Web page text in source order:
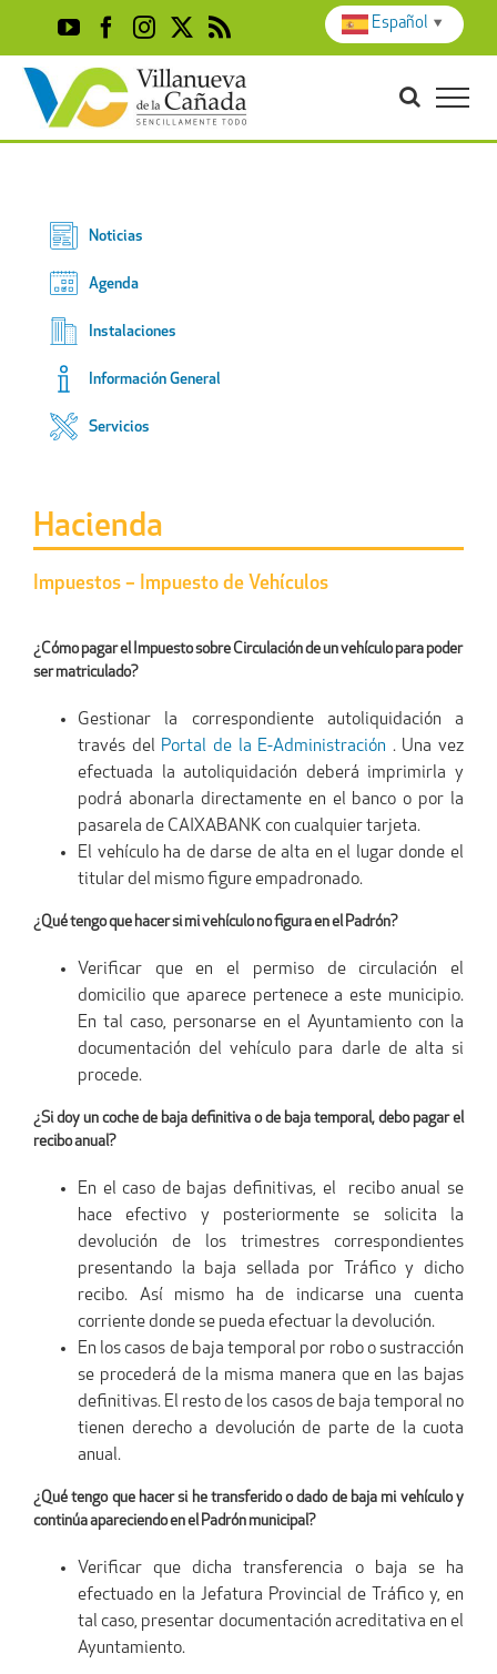
content
YouTubeFacebook
Instagram
X Rss
Hacienda
Impuestos – Impuesto de Vehículos
¿Cómo pagar el Impuesto sobre Circulación de un vehículo para poder
ser matriculado?
Gestionar la correspondiente autoliquidación a
través del Portal de la E-Administración . Una vez
efectuada la autoliquidación deberá imprimirla y
podrá abonarla directamente en el banco o por la
pasarela de CAIXABANK con cualquier tarjeta.
El vehículo ha de darse de alta en el lugar donde el
titular del mismo figure empadronado.
¿Qué tengo que hacer si mi vehículo no figura en el Padrón?
Verificar que en el permiso de circulación el
domicilio que aparece pertenece a este municipio.
En tal caso, personarse en el Ayuntamiento con la
documentación del vehículo para darle de alta si
procede.
¿Si doy un coche de baja definitiva o de baja temporal, debo pagar el
recibo anual?
En el caso de bajas definitivas, el recibo anual se
hace efectivo y posteriormente se solicita la
devolución de los trimestres correspondientes
presentando la baja sellada por Tráfico y dicho
recibo. Así mismo ha de indicarse una cuenta
corriente donde se pueda efectuar la devolución.
En los casos de baja temporal por robo o sustracción
se procederá de la misma manera que en las bajas
definitivas. El resto de los casos de baja temporal no
tienen derecho a devolución de parte de la cuota
anual.
¿Qué tengo que hacer si he transferido o dado de baja mi vehículo y
continúa apareciendo en el Padrón municipal?
Verificar que dicha transferencia o baja se ha
efectuado en la Jefatura Provincial de Tráfico y, en
tal caso, presentar documentación acreditativa en el
Ayuntamiento.
Noticias
Agenda
Instalaciones
Información General
Servicios
Español ▼